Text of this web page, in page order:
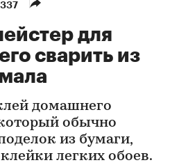
337
для
сварить из
домашнего
обычно
из бумаги,
легких обоев.